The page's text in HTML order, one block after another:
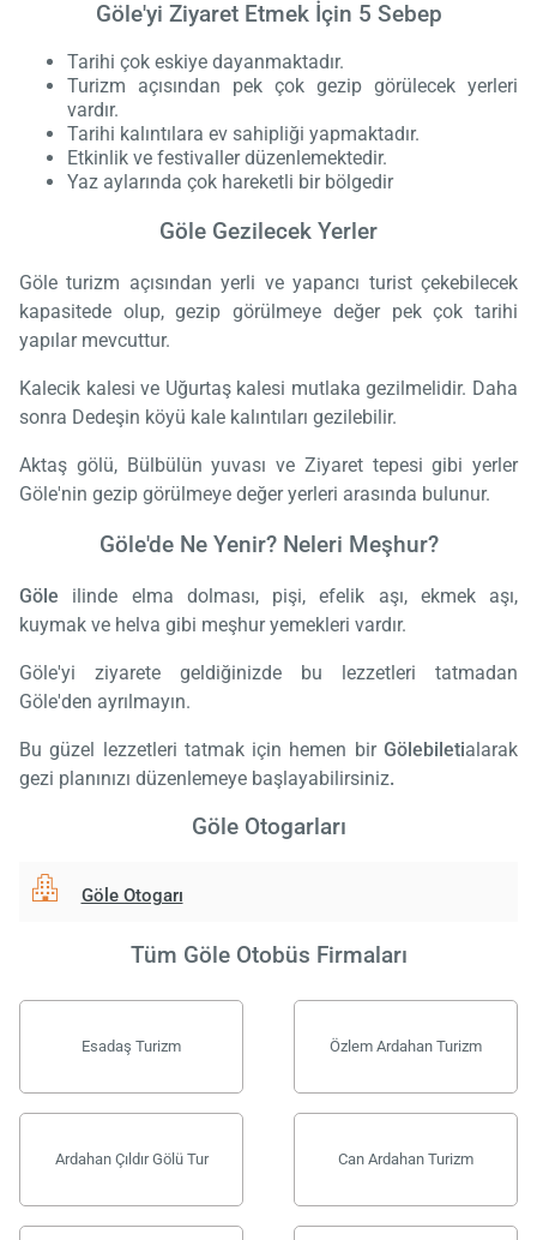
Göle'yi Ziyaret Etmek İçin 5 Sebep
Tarihi çok eskiye dayanmaktadır.
Turizm açısından pek çok gezip görülecek yerleri
vardır.
Tarihi kalıntılara ev sahipliği yapmaktadır.
Etkinlik ve festivaller düzenlemektedir.
Yaz aylarında çok hareketli bir bölgedir
Göle Gezilecek Yerler
Göle turizm açısından yerli ve yapancı turist çekebilecek
kapasitede olup, gezip görülmeye değer pek çok tarihi
yapılar mevcuttur.
Kalecik kalesi ve Uğurtaş kalesi mutlaka gezilmelidir. Daha
sonra Dedeşin köyü kale kalıntıları gezilebilir.
Aktaş gölü, Bülbülün yuvası ve Ziyaret tepesi gibi yerler
Göle'nin gezip görülmeye değer yerleri arasında bulunur.
Göle'de Ne Yenir? Neleri Meşhur?
Göle ilinde elma dolması, pişi, efelik aşı, ekmek aşı,
kuymak ve helva gibi meşhur yemekleri vardır.
Göle'yi ziyarete geldiğinizde bu lezzetleri tatmadan
Göle'den ayrılmayın.
Bu güzel lezzetleri tatmak için hemen bir Gölebiletialarak
gezi planınızı düzenlemeye başlayabilirsiniz.
Göle Otogarları
Göle Otogarı
Tüm Göle Otobüs Firmaları
Esadaş Turizm Özlem Ardahan Turizm
Ardahan Çıldır Gölü Tur Can Ardahan Turizm